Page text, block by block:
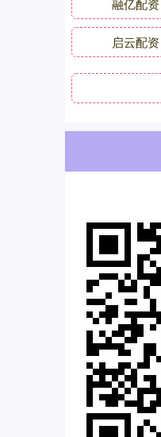
融亿配资
启云配资